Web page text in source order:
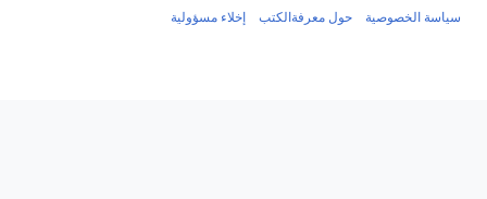
سياسة الخصوصية حول معرفةالكتب إخلاء مسؤولية